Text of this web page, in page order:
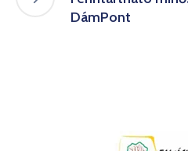
DámPont